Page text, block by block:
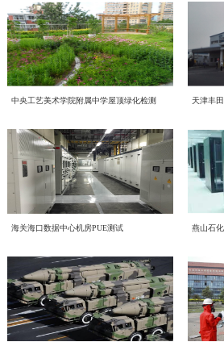
态工作核心意义互联网是意识形态斗争的主阵地
态安全直接关系政治安全、舆论安全和单位长远
出；“过不了互联网这一关，就过不了长期执政这
求、管得住是硬道理、用得好是真本事，持续健
风清气正的网络空间”。中心运营自有新媒体宣传
对外业务宣传频次高，各类线上内容发布、网络
力，摒弃 “重业务、轻网信” 的片面认知，把网络
置，坚持守土有责、守土负责、守土尽责，牢牢
地。二、对标专项部署，明晰网络意识形态两大
2026 年度网络专项行动工作要求，结合中心运营
形态工作提升方向，明确两项核心工作抓手：（
程，刚性落实 “三校三审” 机制新媒体是对外宣
内容导向容不得半点疏漏。将继续完善中心自有
审” 制度：落实三级审核流程，每一级审核均留
程可追溯；2. 严把内容导向关口：所有对外发布
材料，必须坚守正确政治方向、舆论导向、价值
宣传、对外口径，杜绝模糊表述、片面化表达、
展平台自查自纠，定期梳理历史发布内容，及时
息，建立宣传内容负面清单，从源头防范舆情风
明的环保知识学习活动，积极响应2026年全国低
召。一、三部宣传片，共学绿色理念 本次学习重
三部宣传片，视角不同、侧重各异，但指向同一
人的行动自觉。 2026年全国低碳日“绿色转型 全
部发布，紧扣今年全国低碳日主题，号召全社会
来”主题视频 聚焦工业和信息化系统节能降碳实践
能降碳《守望未来》主题宣传片 以公共机构为切
任与担当，传递"节约资源就是守护未来"的理念
示范引领作用。二、立足"十五五"，践行全流程
股份有限公司的引领下，我们立足“十五五”碳排
运维全流程践行绿色发展理念。 设计阶段，优先
运维阶段，持续优化能源管理，以精细化运营实
纸，选择绿色出行让我们携手共建低碳企业，为
喜报！中电投工程研究检测评定中心
审定与核查认可资质
近日，中电投工程研究检测评定中心有限公司（
格评定国家认可委员会（CNAS）严格评审，成
认可资质，认可注册号为CNAS VV048-EI。此次
温室气体核查、碳资产管理与低碳技术服务能力
委员会（CNAS）是国内权威的实验室与检验检
备国际互认效力，严格遵循ISO 14064系列国际标
关准则，评审标准严苛、涵盖范围全面，是衡量
权威性的核心标杆，获得该项认可意味着机构出
获得全球多个国家和地区的认可，具备极强的公
中，CNAS评审组通过资料审核、现场核查、体
审，对中心温室气体量化核算、排放核查、数据
管理程序以及严谨的技术服务流程，最终确认中
机构认可规范要求，准予获批相关认可资质。 作
低碳技术服务领域的专业机构，中电投工程研究
焦“双碳”战略落地，深耕绿色低碳产业赛道，持
业碳核查技术团队，深耕电子电气设备，工业机
赋能合规高质量发展 中电投检测中心
力企业高质量、可持续、安全化发展，中国电子
公司中电投工程研究检测评定中心有限公司（以
了国投健康产业投资有限公司（以下简称“国投健
全管理三体系建设项目。并于近日组织召开质量
系建设项目启动会。本次启动的三体系建设，严
9001:2015质量管理体系、GB/T 24001-2016/ISO
45001-2020/ISO 45001:2018职业健康安全管理体
程工作安排，确保体系建设贴合企业实际经营情
化运行、长效化赋能。作为本次三体系建设工作
心将持续推进国投健康三体系建设、运行、认证
业高质量发展，助力国投健康全力打造管理规范
发展的长效管理机制。
CECS协会标准《电子工业化学品系
审查会顺利召开
近日，由中国电子工程设计院股份有限公司国家
验检测中心主编的中国工程建设标准化协会标准
（送审稿）》（以下简称《标准》）审查会在北
体集成电路、平板显示等行业的快速发展，高纯
学品系统质量和验收细则的标准缺失，现行GB
造的角度，对电子工业气体系统进行技术规定，
是引用SEMI、ASTM等国外标准，一方面缺少技
内相关产业的发展。本标准从立项开始，就得到
持和行业的高度关注，组建了涵盖业主单位、设
应商、检测和技术服务机构等20多家参编单位的
中电投检测中心为工业建筑进行火
近期，我中心针对某电厂烟囱火灾事件完成全面
准》等国家标准，通过实体检测、温度场仿真、
囱结构现状及后续处置方向，为电厂安全生产提
覆盖 核心指标符合规范本次检测首先核查烟囱结
筋混凝土筒体整体布置与原设计图纸完全一致。
或整体倾斜现象，后续仍需按规范持续开展沉降
环境噪声检测，守护城市声环境质量
随着我国经济发展和城市化进程的加速，噪声污
出的环境问题。环境噪声检测作为治理噪声污染
及舒适度具有重要意义。 中电投工程研究检测评
结构检测的智能化升级路径——智慧
中央工艺美术学院附属中学屋顶绿化检测 天津丰
海关海口数据中心机房PUE测试 燕山石